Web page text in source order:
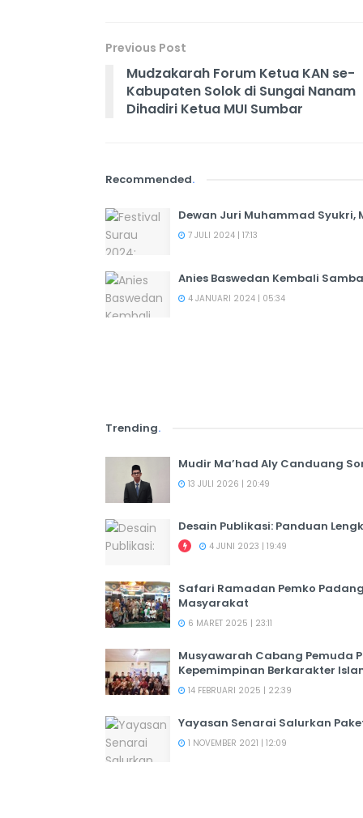
Previous Post
Mudzakarah Forum Ketua KAN se-
Kabupaten Solok di Sungai Nanam
Dihadiri Ketua MUI Sumbar
Recommended.
Dewan Juri Muhammad Syukri,
7 JULI 2024 | 17:13
Anies Baswedan Kembali
4 JANUARI 2024 | 05:34
Trending.
Mudir Ma’had Aly Canduang
13 JULI 2026 | 20:49
Desain Publikasi: Panduan
4 JUNI 2023 | 19:49
Safari Ramadan Pemko
Masyarakat
6 MARET 2025 | 23:11
Musyawarah Cabang Pemuda
Kepemimpinan Berkarakter
14 FEBRUARI 2025 | 22:39
Yayasan Senarai Salurkan
1 NOVEMBER 2021 | 12:09